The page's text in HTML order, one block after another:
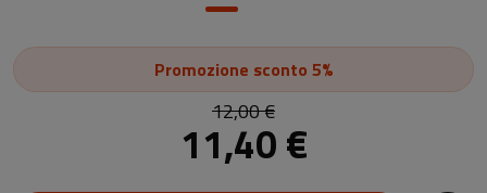
Promozione sconto 5%
12,00 €
11,40 €